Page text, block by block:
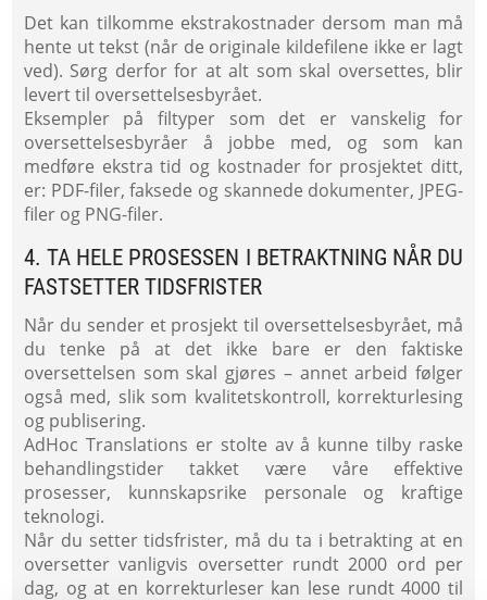
Det kan tilkomme ekstrakostnader dersom man må
hente ut tekst (når de originale kildefilene ikke er lagt
ved). Sørg derfor for at alt som skal oversettes, blir
levert til oversettelsesbyrået.
Eksempler på filtyper som det er vanskelig for
oversettelsesbyråer å jobbe med, og som kan
medføre ekstra tid og kostnader for prosjektet ditt,
er: PDF-filer, faksede og skannede dokumenter, JPEG-
filer og PNG-filer.
4. TA HELE PROSESSEN I BETRAKTNING NÅR DU
FASTSETTER TIDSFRISTER
Når du sender et prosjekt til oversettelsesbyrået, må
du tenke på at det ikke bare er den faktiske
oversettelsen som skal gjøres – annet arbeid følger
også med, slik som kvalitetskontroll, korrekturlesing
og publisering.
AdHoc Translations er stolte av å kunne tilby raske
behandlingstider takket være våre effektive
prosesser, kunnskapsrike personale og kraftige
teknologi.
Når du setter tidsfrister, må du ta i betrakting at en
oversetter vanligvis oversetter rundt 2000 ord per
dag, og at en korrekturleser kan lese rundt 4000 til